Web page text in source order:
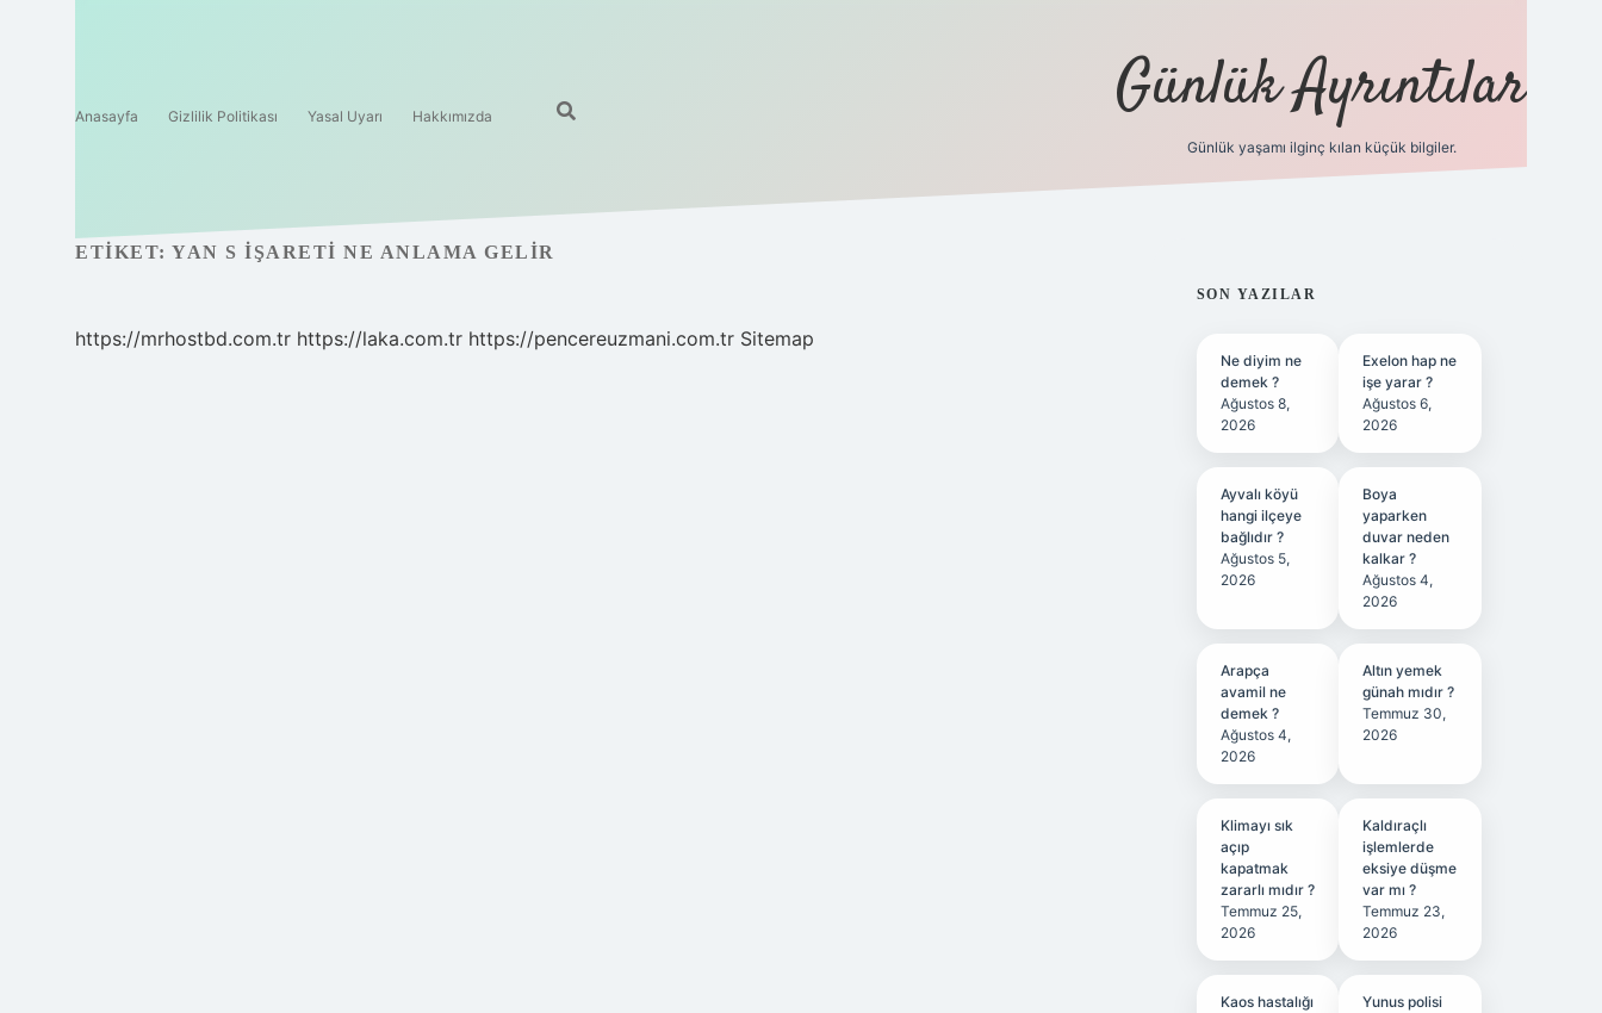
Anasayfa Gizlilik Politikası Yasal Uyarı Hakkımızda Günlük Ayrıntılar
Günlük yaşamı ilginç kılan küçük bilgiler.
ETIKET: YAN S IŞARETI NE ANLAMA GELIR
https://mrhostbd.com.tr https://laka.com.tr https://pencereuzmani.com.tr Sitemap
SIDEBAR
SON YAZILAR
Ne diyim ne
demek ?
Ağustos 8,
2026
Exelon hap ne
işe yarar ?
Ağustos 6,
2026
Ayvalı köyü
hangi ilçeye
bağlıdır ?
Ağustos 5,
2026
Boya
yaparken
duvar neden
kalkar ?
Ağustos 4,
2026
Arapça
avamil ne
demek ?
Ağustos 4,
2026
Altın yemek
günah mıdır ?
Temmuz 30,
2026
Klimayı sık
açıp
kapatmak
zararlı mıdır ?
Temmuz 25,
2026
Kaldıraçlı
işlemlerde
eksiye düşme
var mı ?
Temmuz 23,
2026
Kaos hastalığı
Yunus polisi